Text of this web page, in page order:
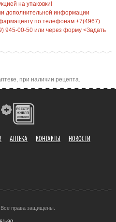
на упаковки!
дополнительной информации
по телефонам +7(4967)
945-00-50 или через форму <Задать
при наличии рецепта.
АПТЕКА КОНТАКТЫ НОВОСТИ
права защищены.